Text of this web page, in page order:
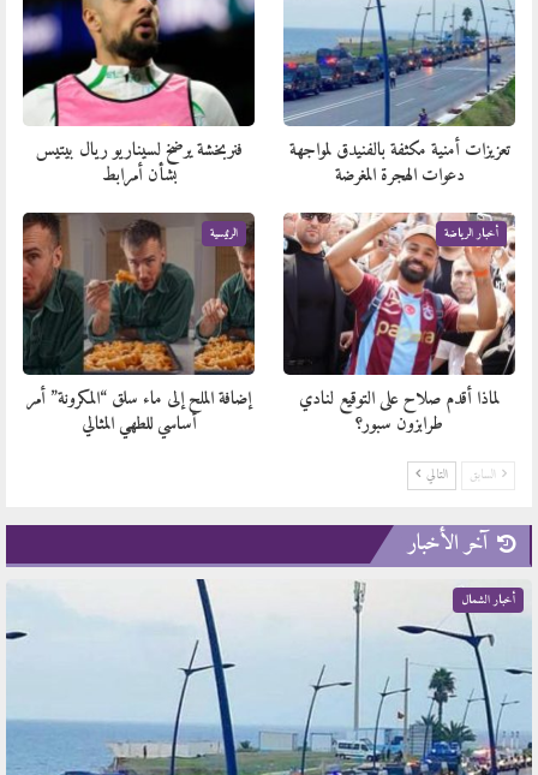
تعزيزات أمنية مكثفة بالفنيدق لمواجهة
دعوات الهجرة المغرضة
فنربخشة يرضخ لسيناريو ريال بيتيس
بشأن أمرابط
أخبار الرياضة
لماذا أقدم صلاح على التوقيع لنادي
طرابزون سبور؟
الرئيسية
إضافة الملح إلى ماء سلق “المكرونة” أمر
أساسي للطهي المثالي
السابق التالي
آخر الأخبار
أخبار الشمال